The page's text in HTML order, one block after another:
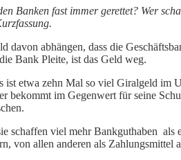
Banken fast immer gerettet? Wer
abhängen, dass die
Bank Pleite, ist das Geld weg.
etwa zehn Mal so viel Giralgeld
im Gegenwert für seine
schaffen viel mehr Bankguthaben
von allen anderen als Zahlungsmittel